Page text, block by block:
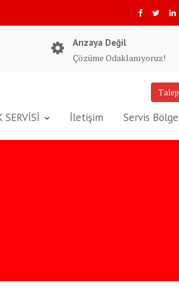
Arızaya Değil
Çözüme Odaklanıyoruz!
SERVİSİ İletişim Servis